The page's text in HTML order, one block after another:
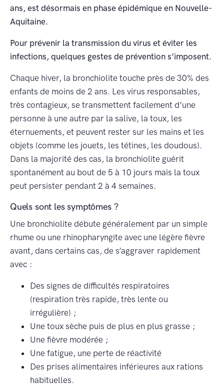
ans, est désormais en phase épidémique en Nouvelle-
Aquitaine.
Pour prévenir la transmission du virus et éviter les
infections, quelques gestes de prévention s’imposent.
Chaque hiver, la bronchiolite touche près de 30% des
enfants de moins de 2 ans. Les virus responsables,
très contagieux, se transmettent facilement d’une
personne à une autre par la salive, la toux, les
éternuements, et peuvent rester sur les mains et les
objets (comme les jouets, les tétines, les doudous).
Dans la majorité des cas, la bronchiolite guérit
spontanément au bout de 5 à 10 jours mais la toux
peut persister pendant 2 à 4 semaines.
Quels sont les symptômes ?
Une bronchiolite débute généralement par un simple
rhume ou une rhinopharyngite avec une légère fièvre
avant, dans certains cas, de s’aggraver rapidement
avec :
Des signes de difficultés respiratoires
(respiration très rapide, très lente ou
irrégulière) ;
Une toux sèche puis de plus en plus grasse ;
Une fièvre modérée ;
Une fatigue, une perte de réactivité
Des prises alimentaires inférieures aux rations
habituelles.